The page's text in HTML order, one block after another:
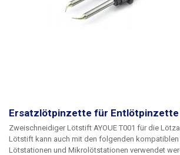
Ersatzlötpinzette für Entlötpinzette
Zweischneidiger Lötstift AYOUE T001 für die
Lötstift kann auch mit den folgenden
Lötstationen und Mikrolötstationen verwendet